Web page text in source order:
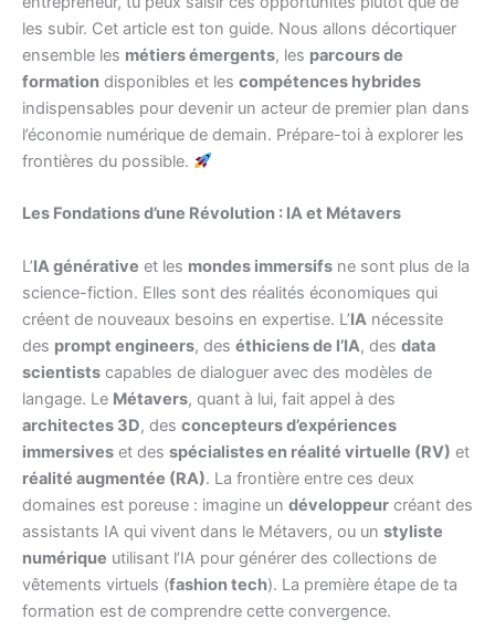
les subir. Cet article est ton guide. Nous allons décortiquer
ensemble les métiers émergents, les parcours de
formation disponibles et les compétences hybrides
indispensables pour devenir un acteur de premier plan dans
l’économie numérique de demain. Prépare-toi à explorer les
frontières du possible.
Les Fondations d’une Révolution : IA et Métavers
L’IA générative et les mondes immersifs ne sont plus de la
science-fiction. Elles sont des réalités économiques qui
créent de nouveaux besoins en expertise. L’IA nécessite
des prompt engineers, des éthiciens de l’IA, des data
scientists capables de dialoguer avec des modèles de
langage. Le Métavers, quant à lui, fait appel à des
architectes 3D, des concepteurs d’expériences
immersives et des spécialistes en réalité virtuelle (RV) et
réalité augmentée (RA). La frontière entre ces deux
domaines est poreuse : imagine un développeur créant des
assistants IA qui vivent dans le Métavers, ou un styliste
numérique utilisant l’IA pour générer des collections de
vêtements virtuels (fashion tech). La première étape de ta
formation est de comprendre cette convergence.